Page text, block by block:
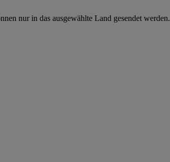
nur in das ausgewählte Land gesendet werden.